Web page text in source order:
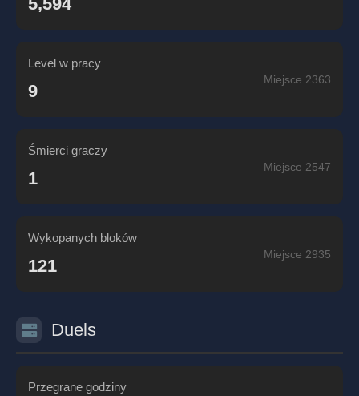
Level w pracy
9
Miejsce 2363
Śmierci graczy
1
Miejsce 2547
Wykopanych bloków
121
Miejsce 2935
Duels
Przegrane godziny